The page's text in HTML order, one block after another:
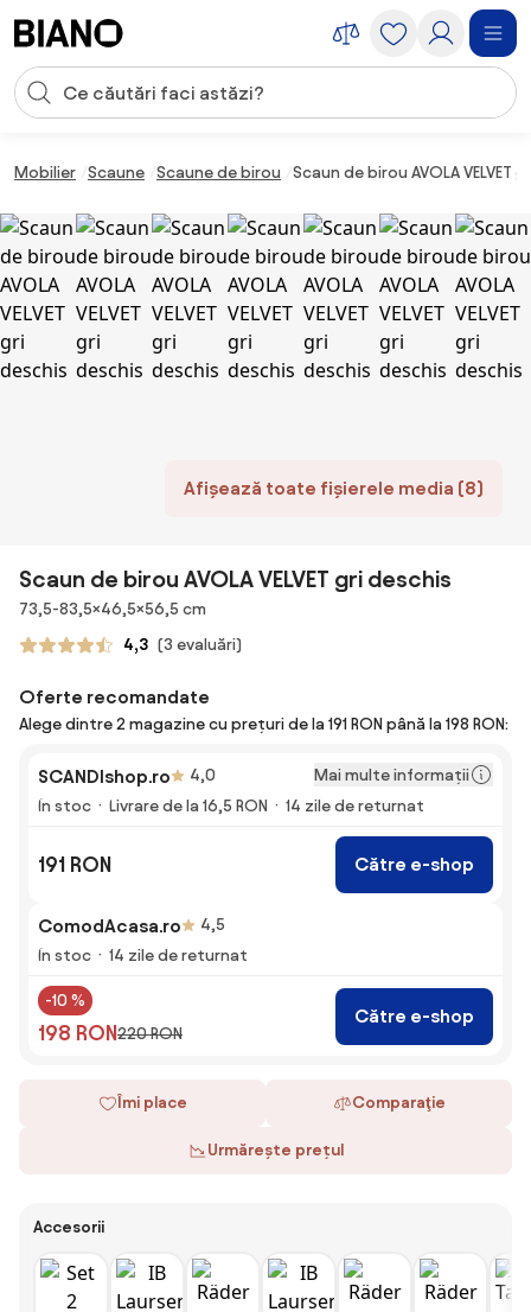
Introducerea căutării
Mobilier Scaune Scaune de birou Scaun de birou AVOLA VELVET
Afișează toate fișierele media (8)
Scaun de birou AVOLA VELVET gri deschis
Dimensiuni
73,5-83,5×46,5×56,5 cm
4,3 (3 evaluări)
Oferte recomandate
Alege dintre 2 magazine cu prețuri de la 191 RON până la 198 RON:
SCANDIshop.ro 4,0
Mai multe informații
În stoc
Livrare de la 16,5 RON 14 zile de returnat
191 RON Către e-shop
ComodAcasa.ro
4,5
În stoc
14 zile de returnat
-10 %
198 RON220 RON
Către e-shop
Îmi place Comparaţie
Urmărește prețul
Accesorii